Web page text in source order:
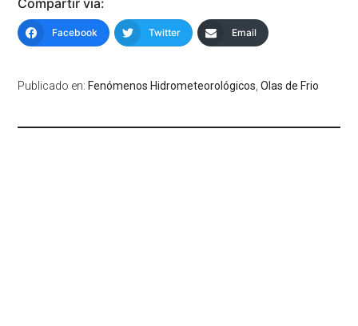
Compartir via:
Facebook Twitter Email
Publicado en: Fenómenos Hidrometeorológicos ,Olas de Frio